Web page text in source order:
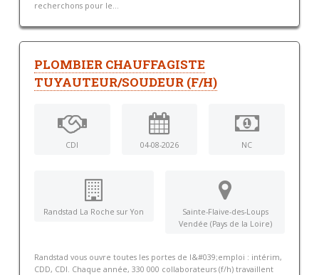
recherchons pour le...
PLOMBIER CHAUFFAGISTE
TUYAUTEUR/SOUDEUR (F/H)
CDI 04-08-2026 NC
Randstad La Roche sur Yon
Sainte-Flaive-des-Loups
Vendée (Pays de la Loire)
Randstad vous ouvre toutes les portes de l&#039;emploi : intérim,
CDD, CDI. Chaque année, 330 000 collaborateurs (f/h) travaillent